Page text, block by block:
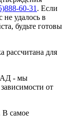
60-31 . Если
удалось в
будьте готовы
рассчитана для
- мы
от
В самое